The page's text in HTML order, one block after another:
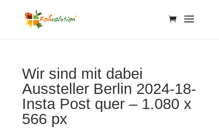
Wir sind mit dabei
Aussteller Berlin 2024-18-
Insta Post quer – 1.080 x
566 px